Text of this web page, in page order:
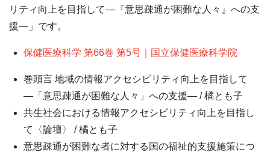
リティ向上を目指して―『意思疎通が困難な人々』への支
援―」です。
保健医療科学 第66巻 第5号｜国立保健医療科学院
巻頭言 地域の情報アクセシビリティ向上を目指して
―「意思疎通が困難な人々」への支援― / 橘とも子
共生社会における情報アクセシビリティ向上を目指し
て〈論壇〉 / 橘とも子
意思疎通が困難な者に対する国の福祉的支援施策につ